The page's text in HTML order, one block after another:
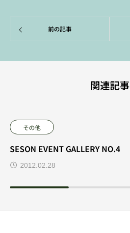
前の記事
関連記事
その他
SESON EVENT GALLERY NO.4
2012.02.28